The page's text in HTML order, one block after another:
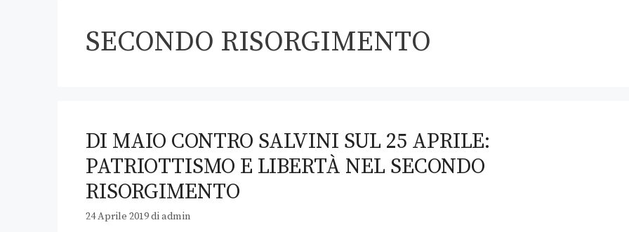
SECONDO RISORGIMENTO
DI MAIO CONTRO SALVINI SUL 25 APRILE:
PATRIOTTISMO E LIBERTÀ NEL SECONDO
RISORGIMENTO
24 Aprile 2019diadmin